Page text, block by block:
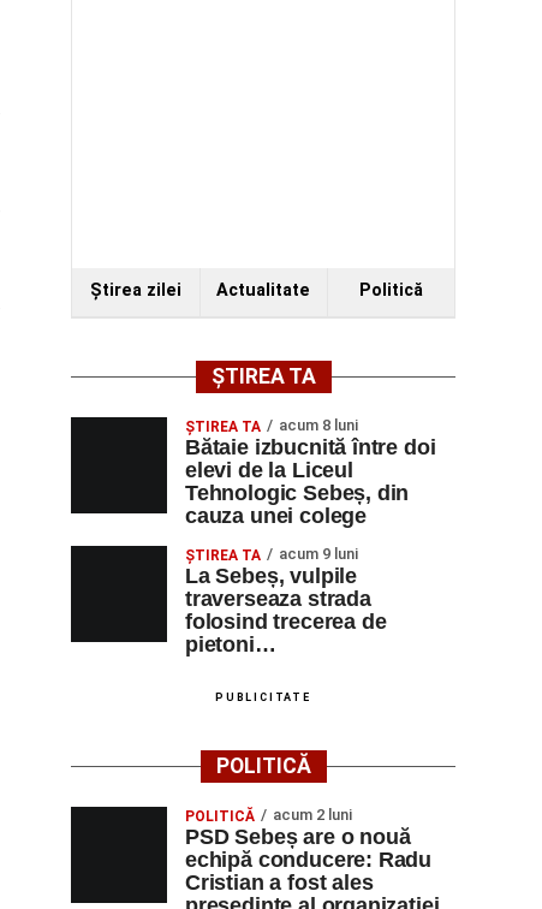
Ştirea zilei Actualitate Politică
ȘTIREA TA
ŞTIREA TA acum 8 luni
Bătaie izbucnită între doi
elevi de la Liceul
Tehnologic Sebeș, din
cauza unei colege
ŞTIREA TA acum 9 luni
La Sebeș, vulpile
traverseaza strada
folosind trecerea de
pietoni…
PUBLICITATE
POLITICĂ
POLITICĂ acum 2 luni
PSD Sebeș are o nouă
echipă conducere: Radu
Cristian a fost ales